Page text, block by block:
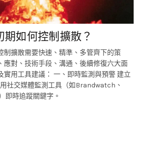
如何控制擴散？
制擴散需要快速、精準、多管齊下的策
應對、技術手段、溝通、後續修復六大面
實用工具建議： 一、即時監測與預警 建立
社交媒體監測工具（如Brandwatch、
時追蹤關鍵字。